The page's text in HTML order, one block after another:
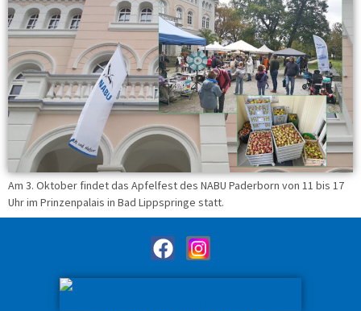
Am 3. Oktober findet das Apfelfest des NABU Paderborn von 11 bis 17
Uhr im Prinzenpalais in Bad Lippspringe statt.